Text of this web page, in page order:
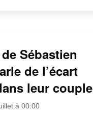
Sébastien
de l’écart
leur couple
à 00:00